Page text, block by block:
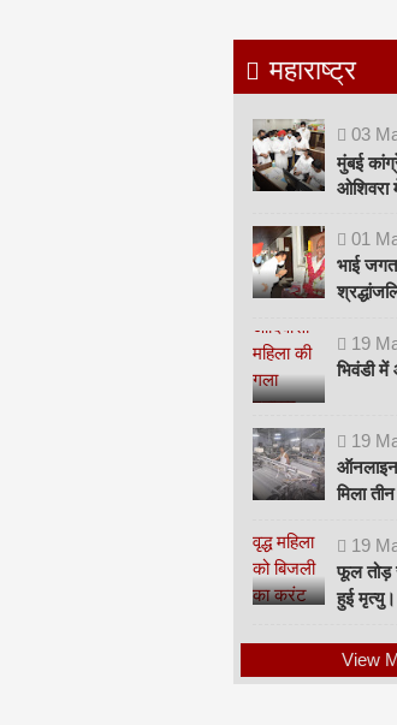
महाराष्ट्र
03
मुंबई
ओशिवरा
01
भाई
19
भिवंडी में
19
मिला
19
फूल तोड़
हुई मृत्यु।
View